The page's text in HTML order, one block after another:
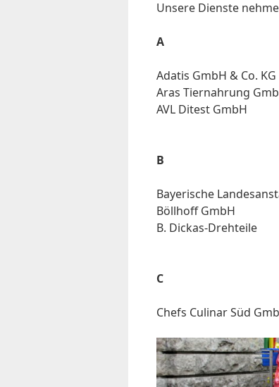
Un­se­re Dien­ste
A
Ada­tis GmbH & Co. KG
Aras Tier­nah­rung
AVL Di­test GmbH
B
Baye­ri­sche
Böll­hoff GmbH
B. Dick­as-Dreh­tei­le
C
Chefs Cu­li­nar Süd